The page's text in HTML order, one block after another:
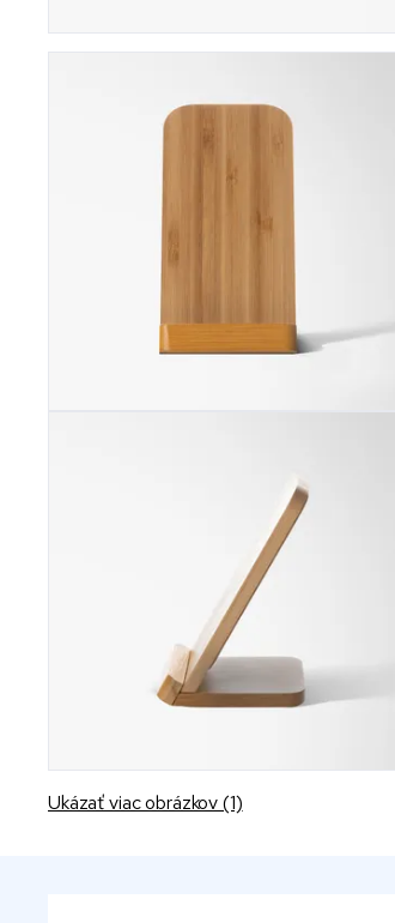
Ukázať viac obrázkov (1)